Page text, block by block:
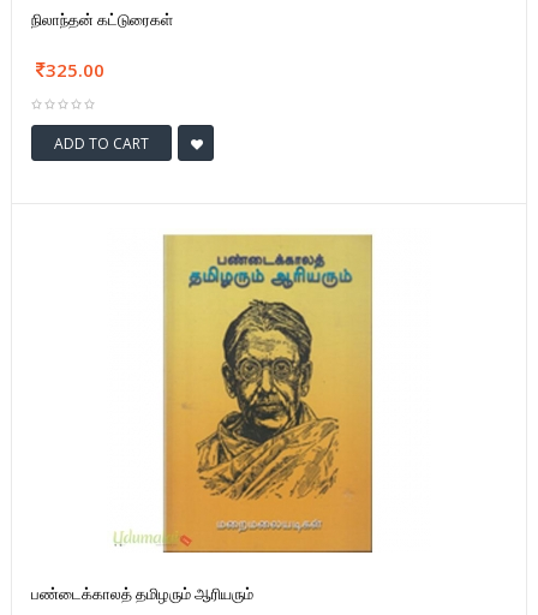
நிலாந்தன் கட்டுரைகள்
325.00
ADD TO CART
பண்டைக்காலத் தமிழரும் ஆரியரும்